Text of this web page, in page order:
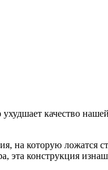
ухудшает качество
на которую ложатся
конструкция